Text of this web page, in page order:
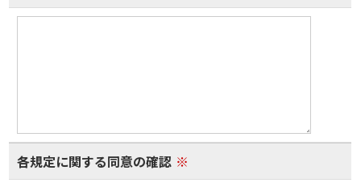
各規定に関する同意の確認 ※